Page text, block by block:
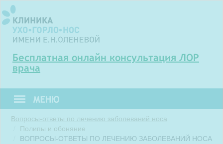
Бесплатная онлайн консультация ЛОР
врача
Вопросы-ответы по лечению заболеваний носа
Полипы и обоняние
ВОПРОСЫ-ОТВЕТЫ ПО ЛЕЧЕНИЮ ЗАБОЛЕВАНИЙ НОСА